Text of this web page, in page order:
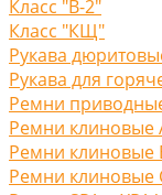
Класс "В-2"
Класс "КЩ"
Рукава
Рукава для
Ремни
Ремни клиновые
Ремни клиновые
Ремни клиновые